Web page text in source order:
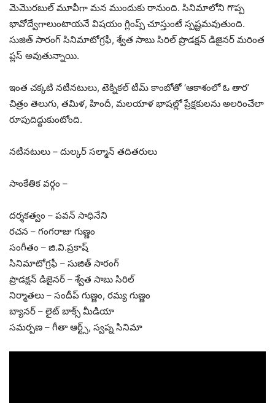
మెమొరబుల్ మూవీగా మన ముందుకు రానుంది. సినిమాలోని గొప్ప
భావోద్వేగాలుంటాయనే విషయం గ్లింప్స్ చూస్తుంటే స్పష్టమవుతుంది.
సుజిత్ సారంగ్ సినిమాటోగ్రఫీ, శ్వేత సాబు సిరిల్ ప్రొడక్షన్ డిజైనర్ మరింత
ప్లస్ అవుతున్నాయి.
ఇంత చక్కటి నటీనటులు, టెక్నికల్ టీమ్ కాంబోతో ‘ఆకాశంలో ఓ తార’
చిత్రం తెలుగు, తమిళ, హిందీ, మలయాళ భాషల్లో ప్రేక్షకులను అలరించేలా
రూపుదిద్దుకుంటోంది.
నటీనటులు – దుల్కర్ సల్మాన్ తదితరులు
సాంకేతిక వర్గం –
దర్శకత్వం – పవన్ సాధినేని
రచన – గంగరాజు గుణ్ణం
సంగీతం – జి.వి.ప్రకాష్
సినిమాటోగ్రఫీ – సుజిత్ సారంగ్
ప్రొడక్షన్ డిజైనర్ – శ్వేత సాబు సిరిల్
నిర్మాతలు – సందీప్ గుణ్ణం, రమ్య గుణ్ణం
బ్యానర్ – లైట్ బాక్స్ మీడియా
సమర్పణ – గీతా ఆర్ట్స్, స్వప్న సినిమా